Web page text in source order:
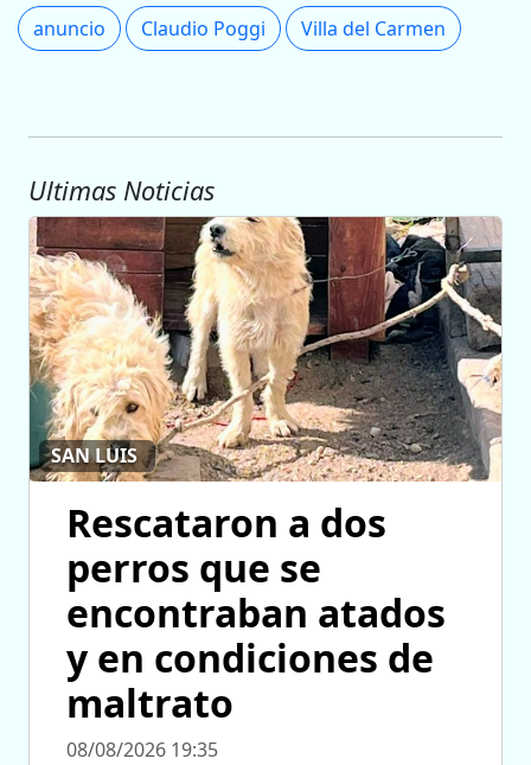
anuncio Claudio Poggi Villa del Carmen
Ultimas Noticias
SAN LUIS
Rescataron a dos
perros que se
encontraban atados
y en condiciones de
maltrato
08/08/2026 19:35